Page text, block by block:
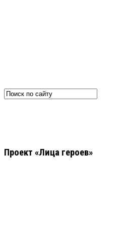
Проект «Лица героев»